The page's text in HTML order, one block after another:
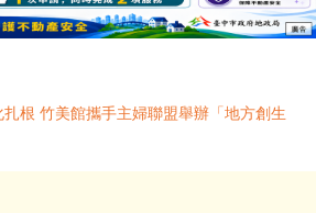
根 竹美館攜手主婦聯盟舉辦「地方創生